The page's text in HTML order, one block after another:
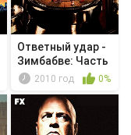
Ответный удар -
Зимбабве: Часть
1/Зим...
2010 год 0%